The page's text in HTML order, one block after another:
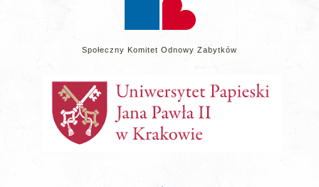
Społeczny Komitet Odnowy Zabytków